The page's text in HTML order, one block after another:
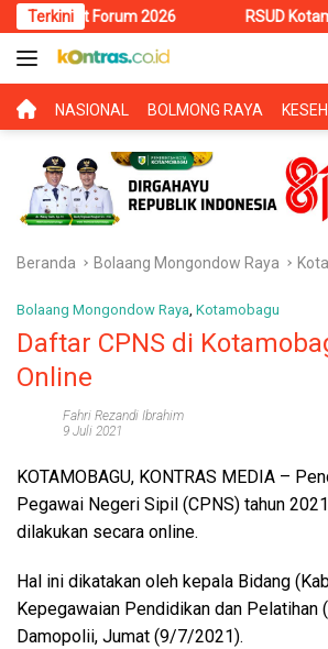
Langsung
ke
konten
Terkini
2026 RSUD Kotamobagu
BERANDA
NASIONAL BOLMONG RAYA
Beranda Bolaang Mongondow Raya
Bolaang Mongondow Raya Kotamobagu
Daftar CPNS di
Online
Fahri Rezandi Ibrahim
9 Juli 2021
KOTAMOBAGU, KONTRAS MEDIA –
Pegawai Negeri Sipil (CPNS) tahun
dilakukan secara online.
Hal ini dikatakan oleh kepala Bidang
Kepegawaian Pendidikan dan Pelatihan
Damopolii, Jumat (9/7/2021).